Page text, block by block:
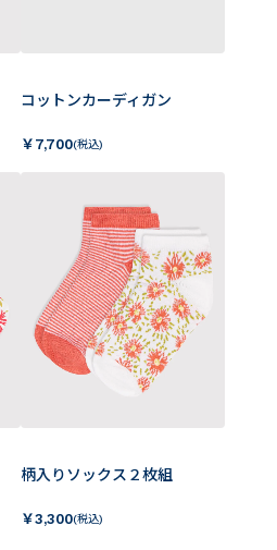
コットンカーディガン
￥ 7,700(税込)
柄入りソックス２枚組
￥3,300(税込)